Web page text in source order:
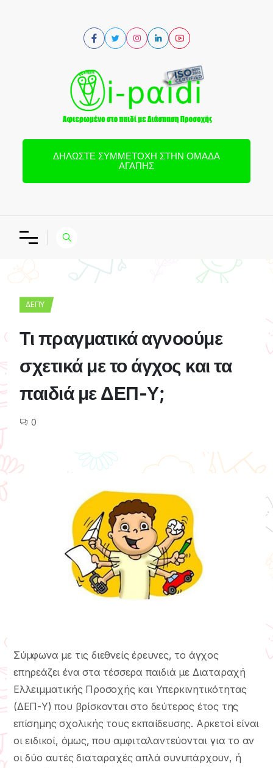
ΔΗΛΏΣΤΕ ΣΥΜΜΕΤΟΧΉ ΣΤΗΝ ΟΜΆΔΑ
ΑΓΆΠΗΣ
ΔΕΠΥ
Τι πραγματικά αγνοούμε
σχετικά με το άγχος και τα
παιδιά με ΔΕΠ-Υ;
0
Σύμφωνα με τις διεθνείς έρευνες, το άγχος
επηρεάζει ένα στα τέσσερα παιδιά με Διαταραχή
Ελλειμματικής Προσοχής και Υπερκινητικότητας
(ΔΕΠ-Υ) που βρίσκονται στο δεύτερος έτος της
επίσημης σχολικής τους εκπαίδευσης. Αρκετοί είναι
οι ειδικοί, όμως, που αμφιταλαντεύονται για το αν
οι δύο αυτές διαταραχές απλά συνυπάρχουν, ή